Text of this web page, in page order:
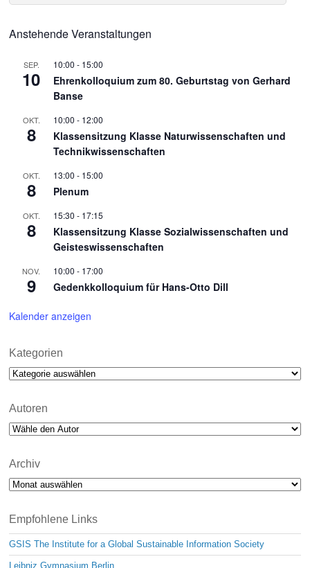
Anstehende Veranstaltungen
SEP.
10
10:00 - 15:00
Ehrenkolloquium zum 80. Geburtstag von Gerhard
Banse
OKT.
8
10:00 - 12:00
Klassensitzung Klasse Naturwissenschaften und
Technikwissenschaften
OKT.
8
13:00 - 15:00
Plenum
OKT.
8
15:30 - 17:15
Klassensitzung Klasse Sozialwissenschaften und
Geisteswissenschaften
NOV.
9
10:00 - 17:00
Gedenkkolloquium für Hans-Otto Dill
Kalender anzeigen
Kategorien
Kategorien
Autoren
Archiv
Archiv
Empfohlene Links
GSIS The Institute for a Global Sustainable Information Society
Leibniz Gymnasium Berlin